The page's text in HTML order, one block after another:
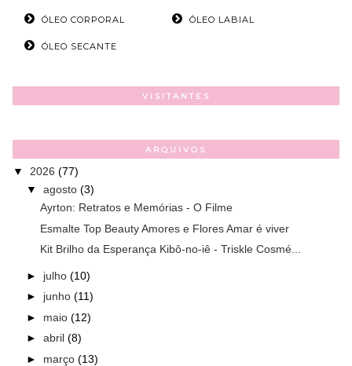
ÓLEO CORPORAL ÓLEO LABIAL
ÓLEO SECANTE
VISITANTES
ARQUIVOS
▼ 2026 (77)
▼ agosto (3)
Ayrton: Retratos e Memórias - O Filme
Esmalte Top Beauty Amores e Flores Amar é viver
Kit Brilho da Esperança Kibô-no-iê - Triskle Cosmé...
► julho (10)
► junho (11)
► maio (12)
► abril (8)
► março (13)